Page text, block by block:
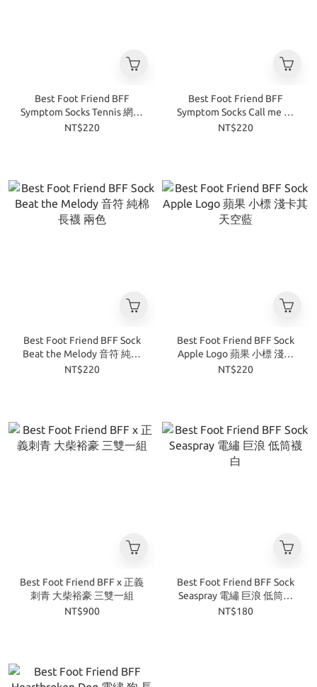
Best Foot Friend BFF
Symptom Socks Tennis 網球
刺繡 長襪 綠 白
NT$220
Best Foot Friend BFF
Symptom Socks Call me 呼
叫我 刺繡 長襪 沙 白
NT$220
Best Foot Friend BFF Sock
Beat the Melody 音符 純棉
長襪 兩色
NT$220
Best Foot Friend BFF Sock
Apple Logo 蘋果 小標 淺卡
其 天空藍
NT$220
Best Foot Friend BFF x 正義
刺青 大柴裕豪 三雙一組
NT$900
Best Foot Friend BFF Sock
Seaspray 電繡 巨浪 低筒襪
白
NT$180